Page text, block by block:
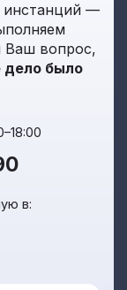
инстанций —
Ваш вопрос,
дело было
в: